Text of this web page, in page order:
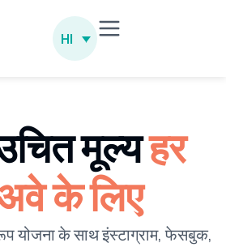
HI
मूल्यहर
के लिए
योजना के साथ इंस्टाग्राम, फेसबुक,